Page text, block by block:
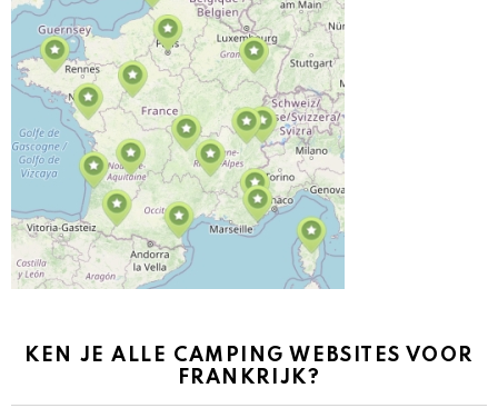
KEN JE ALLE CAMPING WEBSITES VOOR
FRANKRIJK?